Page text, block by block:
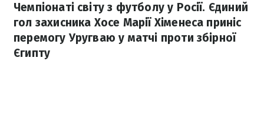
Чемпіонаті світу з футболу у Росії. Єдиний
гол захисника Хосе Марії Хіменеса приніс
перемогу Уругваю у матчі проти збірної
Єгипту